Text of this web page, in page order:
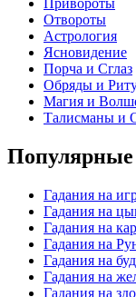
Отвороты
Астрология
Ясновидение
Порча и Сглаз
Обряды и
Магия и
Талисманы и
Популярные
Гадания на
Гадания на
Гадания на
Гадания на
Гадания на
Гадания на
Гадания на